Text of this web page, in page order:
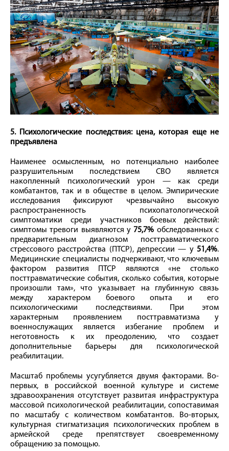
5. Психологические последствия: цена, которая еще не
предъявлена
Наименее осмысленным, но потенциально наиболее
разрушительным последствием СВО является
накопленный психологический урон — как среди
комбатантов, так и в обществе в целом. Эмпирические
исследования фиксируют чрезвычайно высокую
распространенность психопатологической
симптоматики среди участников боевых действий:
симптомы тревоги выявляются у 75,7% обследованных с
предварительным диагнозом посттравматического
стрессового расстройства (ПТСР), депрессии — у 51,4%.
Медицинские специалисты подчеркивают, что ключевым
фактором развития ПТСР являются «не столько
посттравматические события, сколько события, которые
произошли там», что указывает на глубинную связь
между характером боевого опыта и его
психологическими последствиями. При этом
характерным проявлением посттравматизма у
военнослужащих является избегание проблем и
неготовность к их преодолению, что создает
дополнительные барьеры для психологической
реабилитации.
Масштаб проблемы усугубляется двумя факторами. Во-
первых, в российской военной культуре и системе
здравоохранения отсутствует развитая инфраструктура
массовой психологической реабилитации, сопоставимая
по масштабу с количеством комбатантов. Во-вторых,
культурная стигматизация психологических проблем в
армейской среде препятствует своевременному
обращению за помощью.